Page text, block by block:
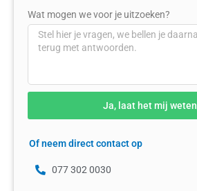
Wat mogen we voor je uitzoeken?
Ja, laat het mij weten
Of neem direct contact op
077 302 0030